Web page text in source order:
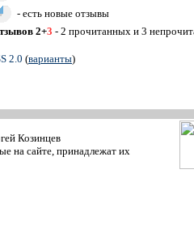
- есть новые отзывы
2+3 - 2 прочитанных и 3
2.0 (варианты)
Козинцев
на сайте, принадлежат их